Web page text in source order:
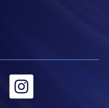
转